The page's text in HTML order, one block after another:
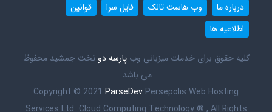
درباره ما وب هاست تالک فایل سرا
قوانین
اطلاعیه ها
کلیه حقوق برای خدمات میزبانی وبپارسه دو تخت جمشید محفوظ
می باشد.
Copyright © 2021 ParseDev Persepolis Web Hosting
Services Ltd. Cloud Computing Technology ® , All Rights